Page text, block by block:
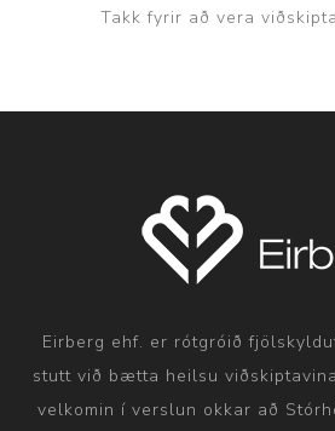
Takk fyrir að vera
Eirberg ehf. er rótgróið
stutt við bætta heilsu
velkomin í verslun okkar að